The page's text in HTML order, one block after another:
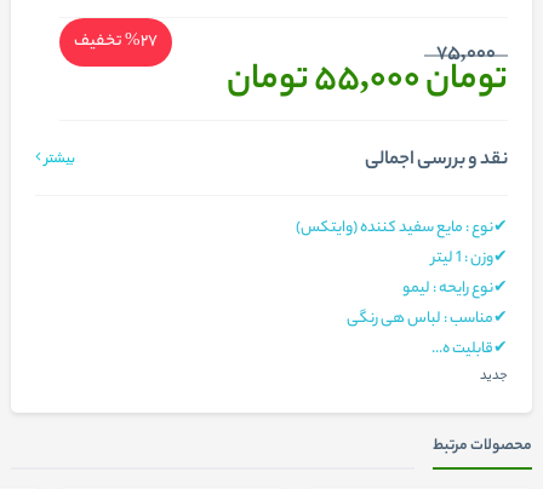
75,000
تومان 55,000 تومان
%27تخفیف
نقد و بررسی اجمالی بیشتر
✔نوع : مایع سفید کننده (وایتکس)
✔وزن : 1 لیتر
✔نوع رایحه : لیمو
✔مناسب : لباس هی رنگی
✔قابلیت ه...
جدید
محصولات مرتبط